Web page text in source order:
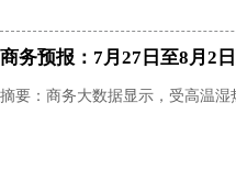
商务预报：7月27日至8月2
摘要：商务大数据显示，受高温